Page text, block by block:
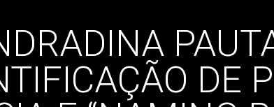
DE